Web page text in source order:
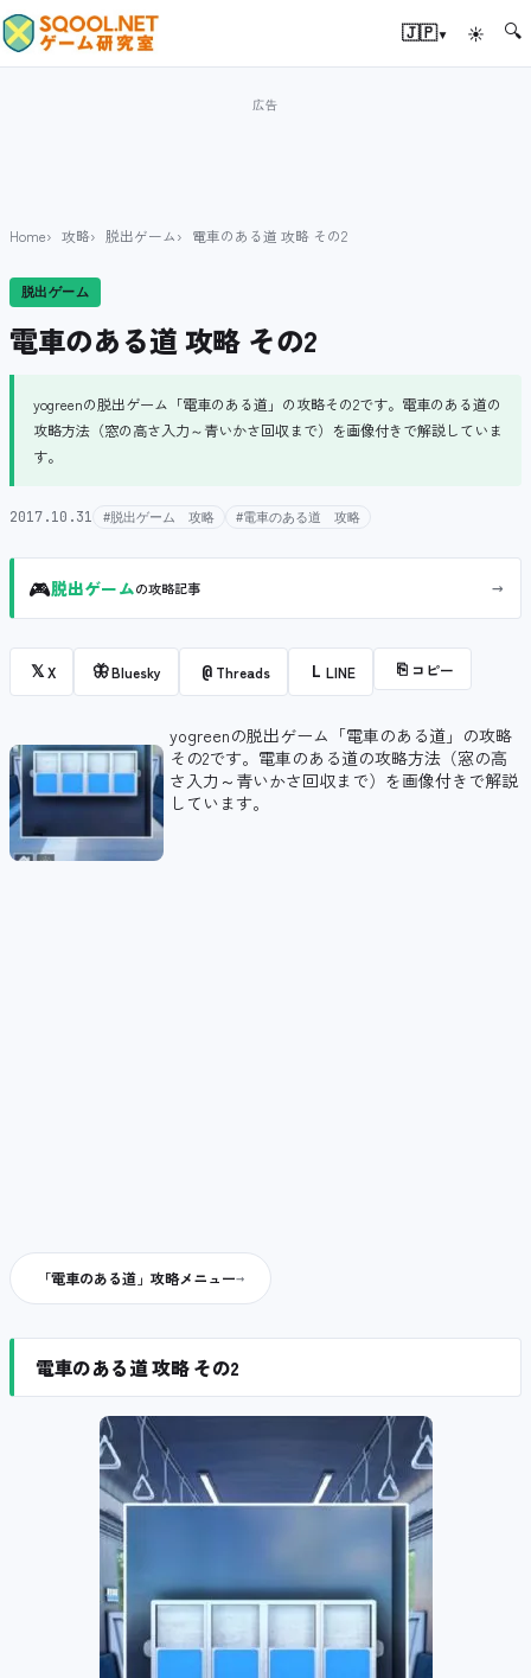
🇯🇵▾ ☀ 🔍
Home 攻略 脱出ゲーム 電車のある道 攻略 その2
脱出ゲーム
電車のある道 攻略 その2
yogreenの脱出ゲーム「電車のある道」の攻略その2です。電車のある道の
攻略方法（窓の高さ入力～青いかさ回収まで）を画像付きで解説していま
す。
2017.10.31 #脱出ゲーム 攻略 #電車のある道 攻略
🎮脱出ゲームの攻略記事 →
𝕏X 🦋Bluesky @ Threads L LINE ⎘ コピー
yogreenの脱出ゲーム「電車のある道」の攻略
その2です。電車のある道の攻略方法（窓の高
さ入力～青いかさ回収まで）を画像付きで解説
しています。
「電車のある道」攻略メニュー
電車のある道 攻略 その2